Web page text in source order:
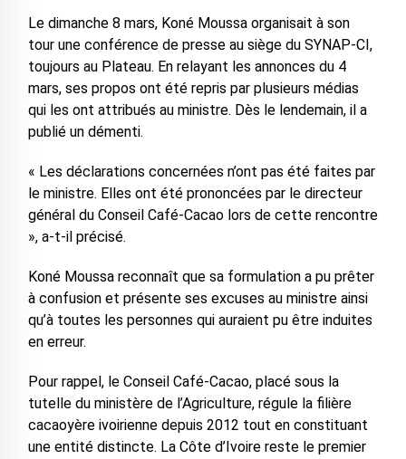
Le dimanche 8 mars, Koné Moussa organisait à son
tour une conférence de presse au siège du SYNAP-CI,
toujours au Plateau. En relayant les annonces du 4
mars, ses propos ont été repris par plusieurs médias
qui les ont attribués au ministre. Dès le lendemain, il a
publié un démenti.
« Les déclarations concernées n’ont pas été faites par
le ministre. Elles ont été prononcées par le directeur
général du Conseil Café-Cacao lors de cette rencontre
», a-t-il précisé.
Koné Moussa reconnaît que sa formulation a pu prêter
à confusion et présente ses excuses au ministre ainsi
qu’à toutes les personnes qui auraient pu être induites
en erreur.
Pour rappel, le Conseil Café-Cacao, placé sous la
tutelle du ministère de l’Agriculture, régule la filière
cacaoyère ivoirienne depuis 2012 tout en constituant
une entité distincte. La Côte d’Ivoire reste le premier